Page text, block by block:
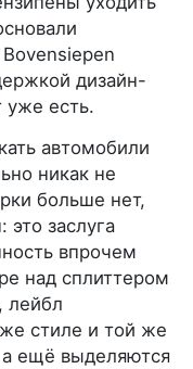
дизайн-
уже есть.
автомобили
никак не
больше нет,
это заслуга
впрочем
над сплиттером
лейбл
стиле и той же
ещё выделяются